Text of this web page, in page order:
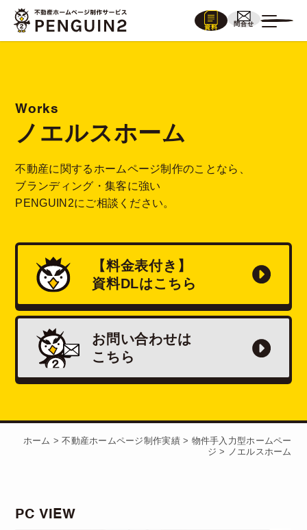
資料
問合せ
Works
ノエルスホーム
不動産に関するホームページ制作のことなら、
ブランディング・集客に強い
PENGUIN2にご相談ください。
【料金表付き】
資料DLはこちら
お問い合わせは
こちら
ホーム >不動産ホームページ制作実績> 物件手入力型ホームペー
ジ > ノエルスホーム
PC VIEW